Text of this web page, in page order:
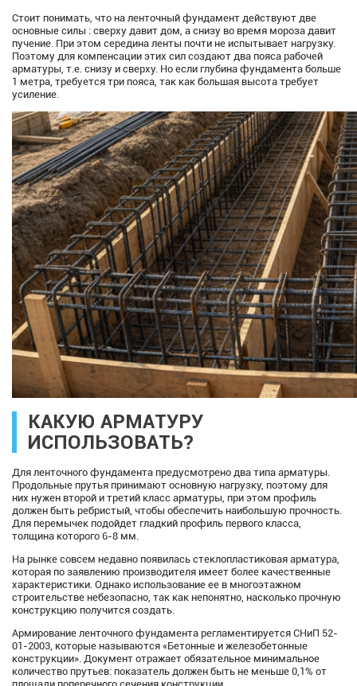
Стоит понимать, что на ленточный фундамент действуют две
основные силы : сверху давит дом, а снизу во время мороза давит
пучение. При этом середина ленты почти не испытывает нагрузку.
Поэтому для компенсации этих сил создают два пояса рабочей
арматуры, т.е. снизу и сверху. Но если глубина фундамента больше
1 метра, требуется три пояса, так как большая высота требует
усиление.
КАКУЮ АРМАТУРУ
ИСПОЛЬЗОВАТЬ?
Для ленточного фундамента предусмотрено два типа арматуры.
Продольные прутья принимают основную нагрузку, поэтому для
них нужен второй и третий класс арматуры, при этом профиль
должен быть ребристый, чтобы обеспечить наибольшую прочность.
Для перемычек подойдет гладкий профиль первого класса,
толщина которого 6-8 мм.
На рынке совсем недавно появилась стеклопластиковая арматура,
которая по заявлению производителя имеет более качественные
характеристики. Однако использование ее в многоэтажном
строительстве небезопасно, так как непонятно, насколько прочную
конструкцию получится создать.
Армирование ленточного фундамента регламентируется СНиП 52-
01-2003, которые называются «Бетонные и железобетонные
конструкции». Документ отражает обязательное минимальное
количество прутьев: показатель должен быть не меньше 0,1% от